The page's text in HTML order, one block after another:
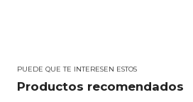
PUEDE QUE TE INTERESEN ESTOS
Productos recomendados